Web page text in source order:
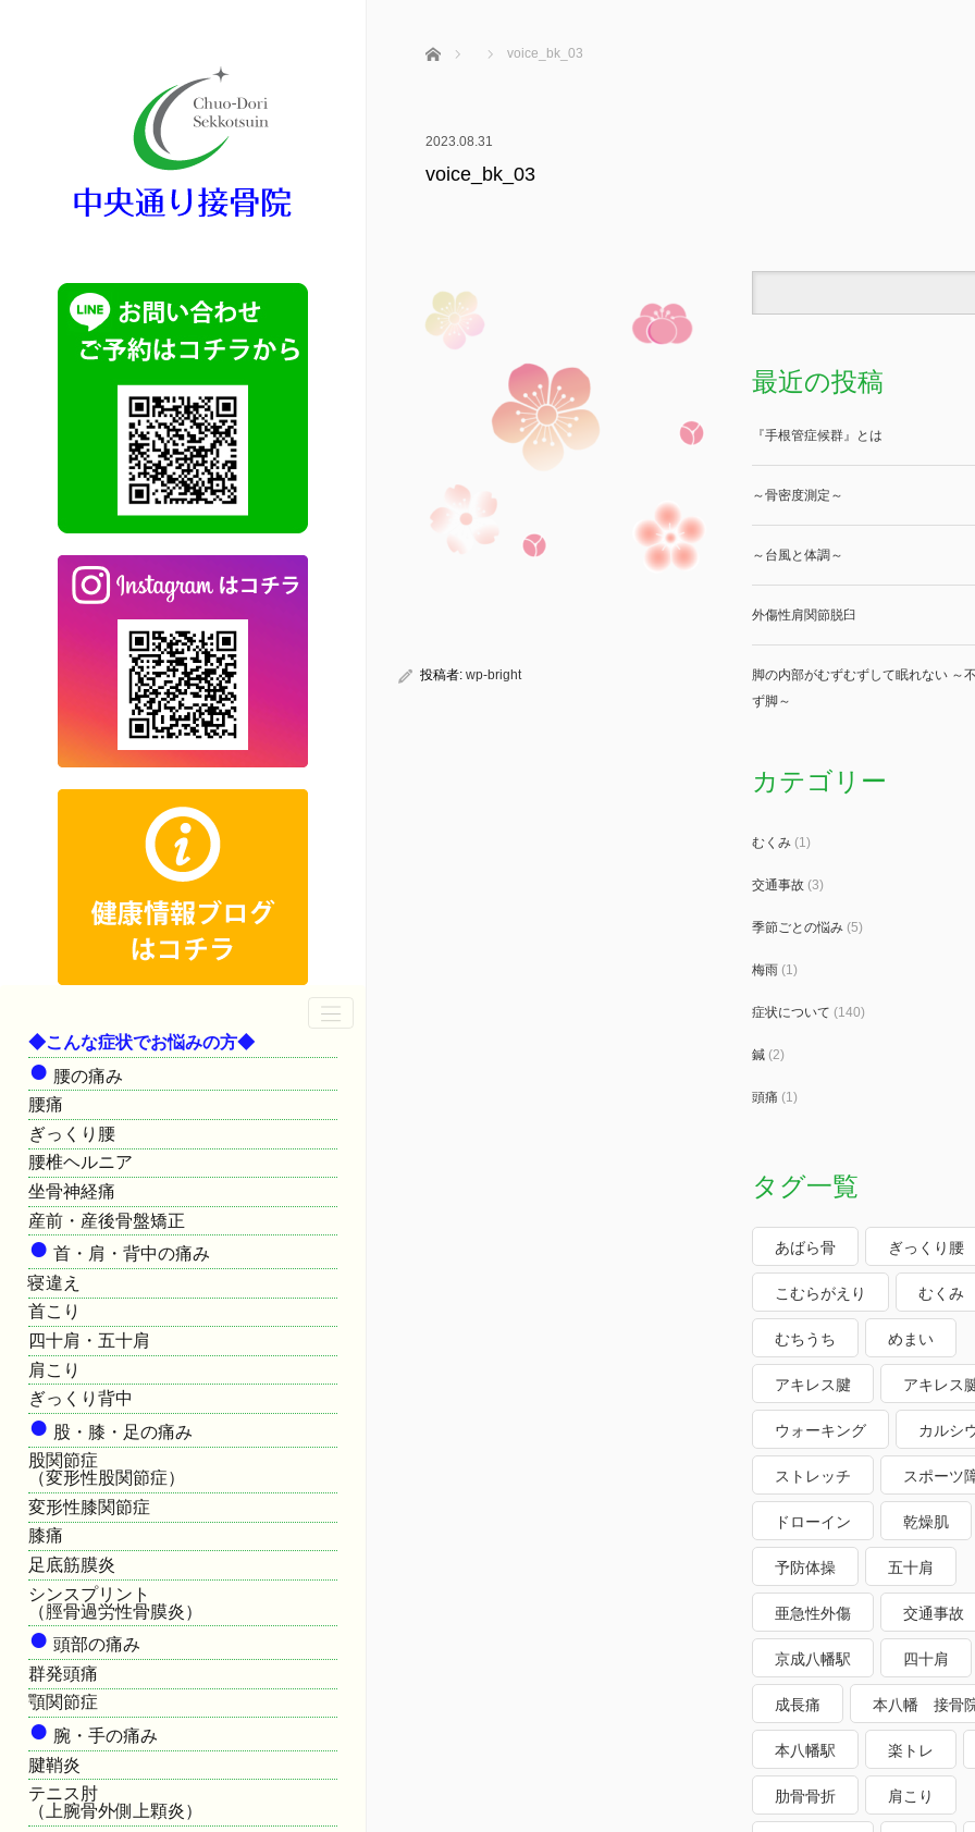
◆こんな症状でお悩みの方◆
● 腰の痛み
腰痛
ぎっくり腰
腰椎ヘルニア
坐骨神経痛
産前・産後骨盤矯正
● 首・肩・背中の痛み
寝違え
首こり
四十肩・五十肩
肩こり
ぎっくり背中
● 股・膝・足の痛み
股関節症
（変形性股関節症）
変形性膝関節症
膝痛
足底筋膜炎
シンスプリント
（脛骨過労性骨膜炎）
● 頭部の痛み
群発頭痛
顎関節症
● 腕・手の痛み
腱鞘炎
テニス肘
（上腕骨外側上顆炎）
ホーム voice_bk_03
2023.08.31
voice_bk_03
投稿者: wp-bright
最近の投稿
『手根管症候群』とは
～骨密度測定～
～台風と体調～
外傷性肩関節脱臼
脚の内部がむずむずして眠れない ～
ず脚～
カテゴリー
むくみ(1)
交通事故(3)
季節ごとの悩み(5)
梅雨(1)
症状について (140)
鍼(2)
頭痛 (1)
タグ一覧
あばら骨 ぎっくり腰
こむらがえり むくみ
むちうち めまい
アキレス腱 アキレス
ウォーキング カルシ
ストレッチ スポーツ
ドローイン 乾燥肌
予防体操 五十肩
亜急性外傷 交通事故
京成八幡駅 四十肩
成長痛 本八幡 接骨
本八幡駅 楽トレ
肋骨骨折 肩こり